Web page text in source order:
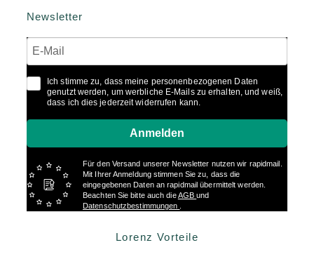
Newsletter
Ich stimme zu, dass meine personenbezogenen Daten
genutzt werden, um werbliche E-Mails zu erhalten, und weiß,
dass ich dies jederzeit widerrufen kann.
Anmelden
Für den Versand unserer Newsletter nutzen wir rapidmail.
Mit Ihrer Anmeldung stimmen Sie zu, dass die
eingegebenen Daten an rapidmail übermittelt werden.
Beachten Sie bitte auch dieAGBund
Datenschutzbestimmungen
Lorenz Vorteile